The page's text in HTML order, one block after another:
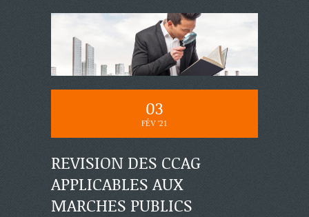
03
FÉV '21
REVISION DES CCAG
APPLICABLES AUX
MARCHES PUBLICS